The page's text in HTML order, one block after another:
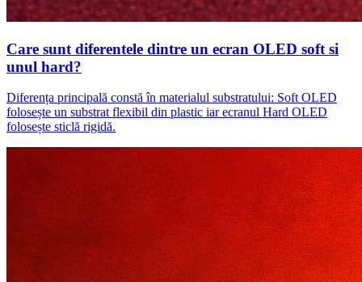
Care sunt diferentele dintre un ecran OLED soft si
unul hard?
Diferența principală constă în materialul substratului: Soft OLED
folosește un substrat flexibil din plastic iar ecranul Hard OLED
folosește sticlă rigidă.